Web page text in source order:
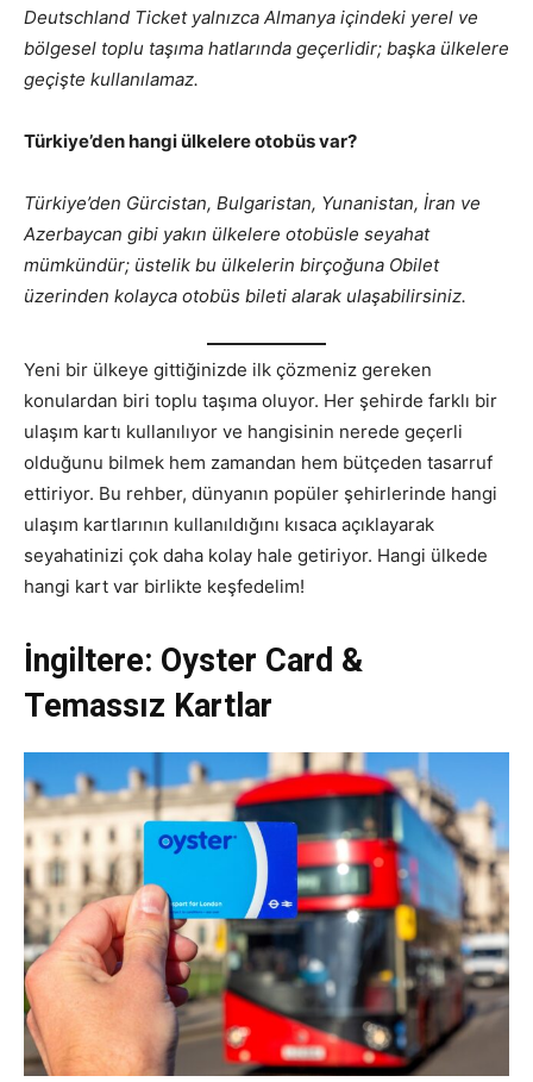
Deutschland Ticket yalnızca Almanya içindeki yerel ve
bölgesel toplu taşıma hatlarında geçerlidir; başka ülkelere
geçişte kullanılamaz.
Türkiye’den hangi ülkelere otobüs var?
Türkiye’den Gürcistan, Bulgaristan, Yunanistan, İran ve
Azerbaycan gibi yakın ülkelere otobüsle seyahat
mümkündür; üstelik bu ülkelerin birçoğuna Obilet
üzerinden kolayca otobüs bileti alarak ulaşabilirsiniz.
Yeni bir ülkeye gittiğinizde ilk çözmeniz gereken
konulardan biri toplu taşıma oluyor. Her şehirde farklı bir
ulaşım kartı kullanılıyor ve hangisinin nerede geçerli
olduğunu bilmek hem zamandan hem bütçeden tasarruf
ettiriyor. Bu rehber, dünyanın popüler şehirlerinde hangi
ulaşım kartlarının kullanıldığını kısaca açıklayarak
seyahatinizi çok daha kolay hale getiriyor. Hangi ülkede
hangi kart var birlikte keşfedelim!
İngiltere: Oyster Card &
Temassız Kartlar